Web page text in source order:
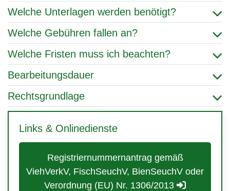
Welche Unterlagen werden benötigt?
Welche Gebühren fallen an?
Welche Fristen muss ich beachten?
Bearbeitungsdauer
Rechtsgrundlage
Links & Onlinedienste
Registriernummernantrag gemäß
ViehVerkV, FischSeuchV, BienSeuchV oder
Verordnung (EU) Nr. 1306/2013